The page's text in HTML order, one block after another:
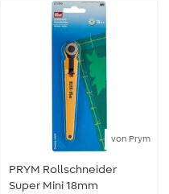
von Prym
PRYM Rollschneider
Super Mini 18mm